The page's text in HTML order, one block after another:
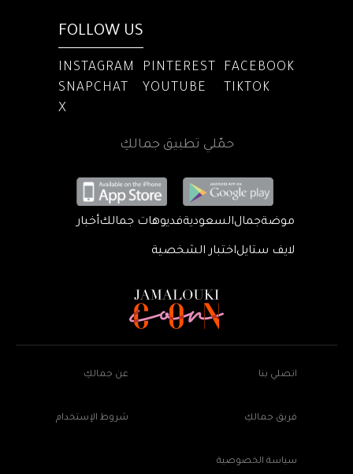
FOLLOW US
INSTAGRAM PINTEREST
FACEBOOK
SNAPCHAT
YOUTUBE
TIKTOK
X
حمّلي تطبيق جمالكِ
موضةجمالالسعوديةفديوهات جمالكأخبار
لايف ستايلاختبار الشخصية
اتصلي بنا عن جمالكِ
فريق جمالكِ شروط الإستخدام
سياسة الخصوصية